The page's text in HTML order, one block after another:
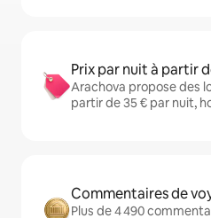
Prix par nuit à partir
Arachova propose des
partir de 35 € par nuit,
Commentaires de
Plus de 4 490